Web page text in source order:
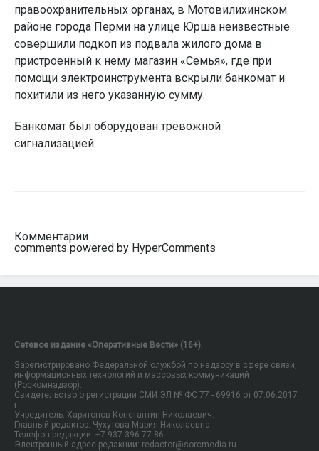
правоохранительных органах, в Мотовилихинском
районе города Перми на улице Юрша неизвестные
совершили подкоп из подвала жилого дома в
пристроенный к нему магазин «Семья», где при
помощи электроинструмента вскрыли банкомат и
похитили из него указанную сумму.
Банкомат был оборудован тревожной
сигнализацией.
Комментарии
comments powered by HyperComments
Сетевое издание «Оперативные Вести» (16+).
Зарегистрировано Федеральной службой по надзору в сфере связи,
информационных технологий и массовых коммуникаций
(Роскомнадзор).
Свидетельство о регистрации СМИ ЭЛ № ФС 77 - 69916 от 07.06.2017
г.
Учредитель: Харитонов Константин Николаевич.
Главный редактор: Чухутова Мария Николаевна.
Телефон редакции: +7-937-396-77-86
Электронный адрес редакции: redactor@sorcmedia.ru